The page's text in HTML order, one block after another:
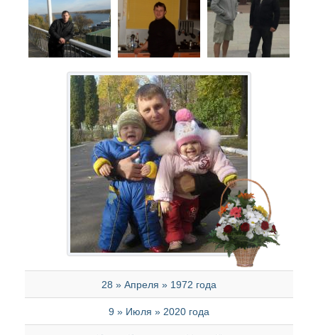
28 » Апреля » 1972 года
9 » Июля » 2020 года